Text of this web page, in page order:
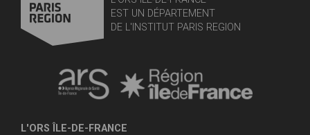
EST UN DÉPARTEMENT
DE L'INSTITUT PARIS REGION
L'ORS ÎLE-DE-FRANCE